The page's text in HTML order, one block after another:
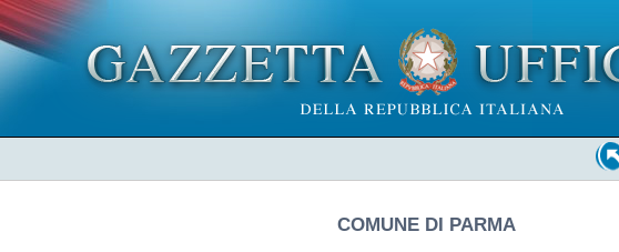
COMUNE DI PARMA